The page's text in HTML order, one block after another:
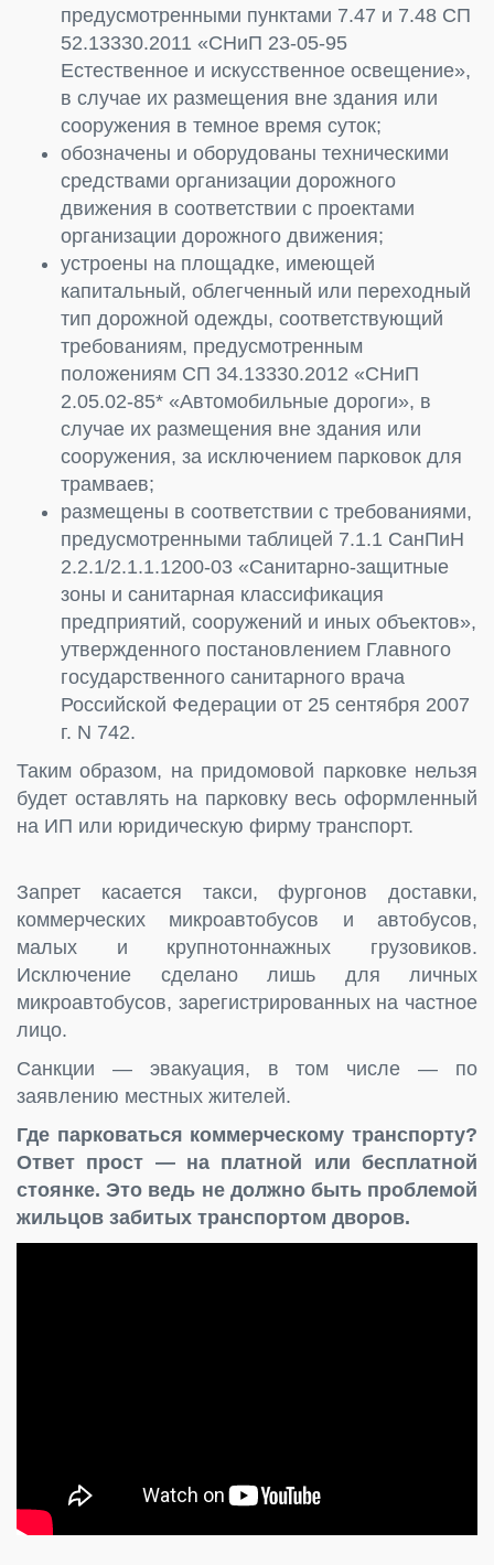
предусмотренными пунктами 7.47 и 7.48 СП
52.13330.2011 «СНиП 23-05-95
Естественное и искусственное освещение»,
в случае их размещения вне здания или
сооружения в темное время суток;
обозначены и оборудованы техническими
средствами организации дорожного
движения в соответствии с проектами
организации дорожного движения;
устроены на площадке, имеющей
капитальный, облегченный или переходный
тип дорожной одежды, соответствующий
требованиям, предусмотренным
положениям СП 34.13330.2012 «СНиП
2.05.02-85* «Автомобильные дороги», в
случае их размещения вне здания или
сооружения, за исключением парковок для
трамваев;
размещены в соответствии с требованиями,
предусмотренными таблицей 7.1.1 СанПиН
2.2.1/2.1.1.1200-03 «Санитарно-защитные
зоны и санитарная классификация
предприятий, сооружений и иных объектов»,
утвержденного постановлением Главного
государственного санитарного врача
Российской Федерации от 25 сентября 2007
г. N 742.
Таким образом, на придомовой парковке нельзя
будет оставлять на парковку весь оформленный
на ИП или юридическую фирму транспорт.
Запрет касается такси, фургонов доставки,
коммерческих микроавтобусов и автобусов,
малых и крупнотоннажных грузовиков.
Исключение сделано лишь для личных
микроавтобусов, зарегистрированных на частное
лицо.
Санкции — эвакуация, в том числе — по
заявлению местных жителей.
Где парковаться коммерческому транспорту?
Ответ прост — на платной или бесплатной
стоянке. Это ведь не должно быть проблемой
жильцов забитых транспортом дворов.